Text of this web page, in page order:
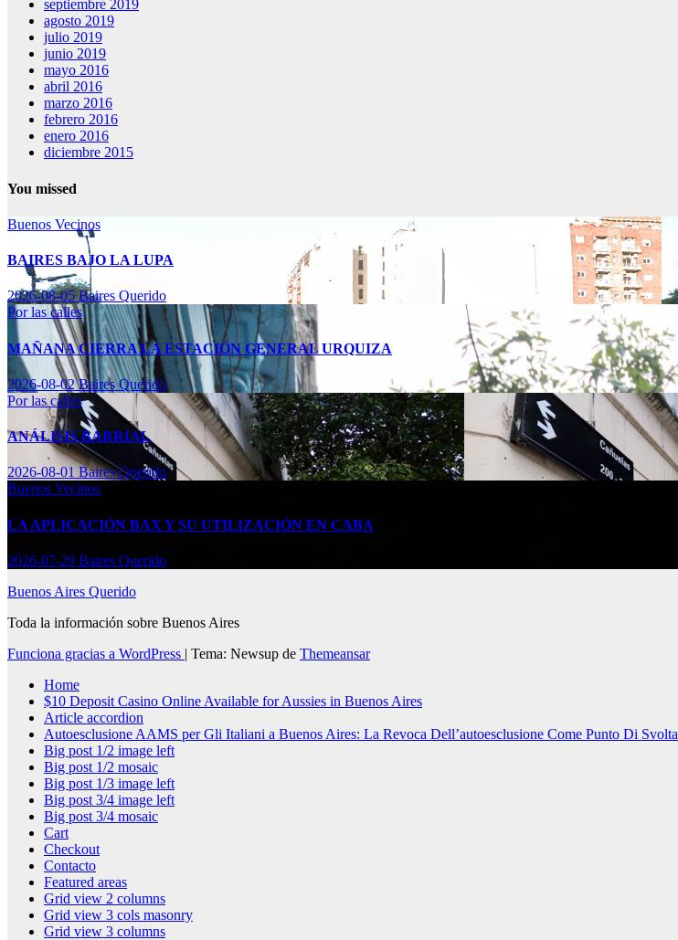
septiembre 2019
agosto 2019
julio 2019
junio 2019
mayo 2016
abril 2016
marzo 2016
febrero 2016
enero 2016
diciembre 2015
You missed
Buenos Vecinos
BAIRES BAJO LA LUPA
2026-08-05Baires Querido
Por las calles
MAÑANA CIERRA LA ESTACIÓN GENERAL URQUIZA
2026-08-02Baires Querido
Por las calles
ANÁLISIS BARRIAL
2026-08-01Baires Querido
Buenos Vecinos
LA APLICACIÓN BAX Y SU UTILIZACIÓN EN CABA
2026-07-29 Baires Querido
Buenos Aires Querido
Toda la información sobre Buenos Aires
Funciona gracias a WordPress | Tema: Newsup de Themeansar
Home
$10 Deposit Casino Online Available for Aussies in Buenos Aires
Article accordion
Autoesclusione AAMS per Gli Italiani a Buenos Aires: La Revoca Dell’autoesclusione Come Punto Di Svolta
Big post 1/2 image left
Big post 1/2 mosaic
Big post 1/3 image left
Big post 3/4 image left
Big post 3/4 mosaic
Cart
Checkout
Contacto
Featured areas
Grid view 2 columns
Grid view 3 cols masonry
Grid view 3 columns